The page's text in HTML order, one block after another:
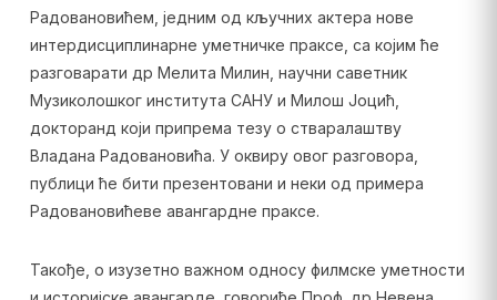
Радовановићем, једним од кључних актера нове
интердисциплинарне уметничке праксе, са којим ће
разговарати др Мелита Милин, научни саветник
Музиколошког института САНУ и Милош Јоцић,
докторанд који припрема тезу о стваралаштву
Владана Радовановића. У оквиру овог разговора,
публици ће бити презентовани и неки од примера
Радовановићеве авангардне праксе.
Такође, о изузетно важном односу филмске уметности